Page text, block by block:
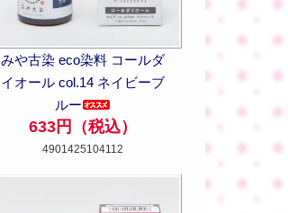
みや古染 eco染料 コールダ
イオール col.14 ネイビーブ
ルー
633円（税込）
4901425104112